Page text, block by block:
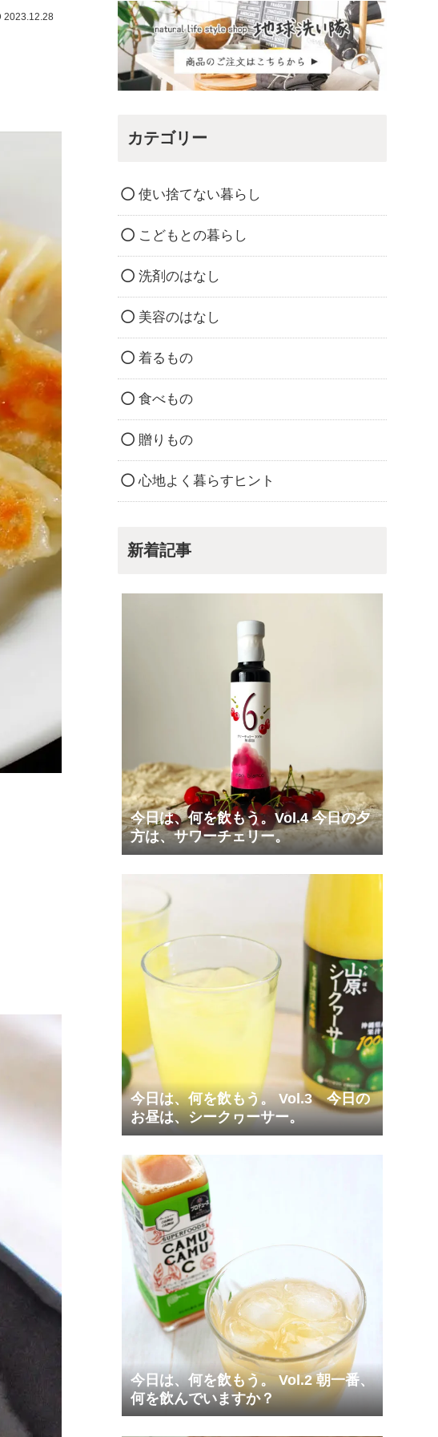
2023.12.28
カテゴリー
使い捨てない暮らし
こどもとの暮らし
洗剤のはなし
美容のはなし
着るもの
食べもの
贈りもの
心地よく暮らすヒント
新着記事
今日は、何を飲もう。Vol.4 今日の夕
方は、サワーチェリー。
今日は、何を飲もう。 Vol.3 今日の
お昼は、シークヮーサー。
今日は、何を飲もう。 Vol.2 朝一番、
何を飲んでいますか？